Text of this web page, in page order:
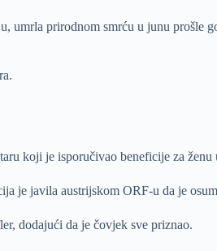
umrla prirodnom smrću u junu
koji je isporučivao beneficije za
je javila austrijskom ORF-u da je
dodajući da je čovjek sve priznao.